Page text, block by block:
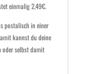
einmalig 2,49€.
postalisch in einer
amit kannst du deine
oder selbst damit